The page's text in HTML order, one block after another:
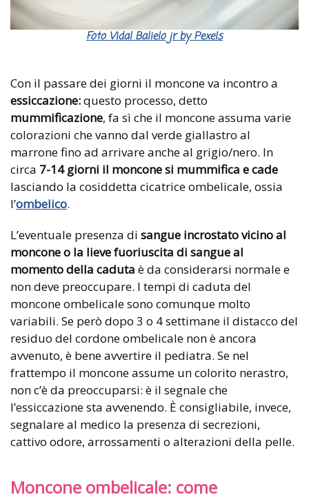
Foto Vidal Balielo jr by Pexels
Con il passare dei giorni il moncone va incontro a
essiccazione:questo processo, detto
mummificazione, fa sì che il moncone assuma varie
colorazioni che vanno dal verde giallastro al
marrone fino ad arrivare anche al grigio/nero. In
circa 7-14 giorni il moncone si mummifica e cade
lasciando la cosiddetta cicatrice ombelicale, ossia
l’ombelico.
L’eventuale presenza di sangue incrostato vicino al
moncone o la lieve fuoriuscita di sangue al
momento della caduta è da considerarsi normale e
non deve preoccupare. I tempi di caduta del
moncone ombelicale sono comunque molto
variabili. Se però dopo 3 o 4 settimane il distacco del
residuo del cordone ombelicale non è ancora
avvenuto, è bene avvertire il pediatra. Se nel
frattempo il moncone assume un colorito nerastro,
non c’è da preoccuparsi: è il segnale che
l’essiccazione sta avvenendo. È consigliabile, invece,
segnalare al medico la presenza di secrezioni,
cattivo odore, arrossamenti o alterazioni della pelle.
Moncone ombelicale: come